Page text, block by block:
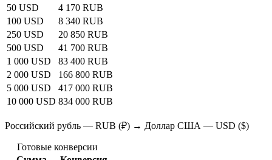
50 USD
4 170 RUB
100 USD
8 340 RUB
250 USD
20 850 RUB
500 USD
41 700 RUB
1 000 USD
83 400 RUB
2 000 USD
166 800 RUB
5 000 USD
417 000 RUB
10 000 USD 834 000 RUB
Российский рубль — RUB (₽) → Доллар США — USD ($)
Готовые конверсии